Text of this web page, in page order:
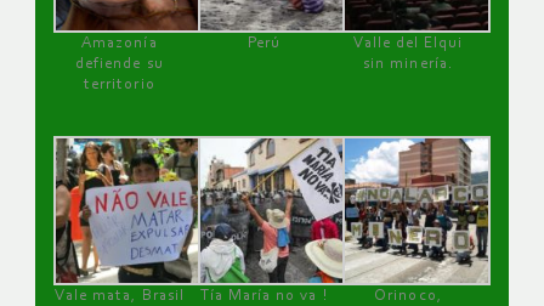
Amazonía
defiende su
territorio
Perú
Valle del Elqui
sin minería.
Vale mata, Brasil
Tía María no va !
Orinoco,